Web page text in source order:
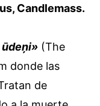
Candlemass.
ūdeņi» (The
donde las
de